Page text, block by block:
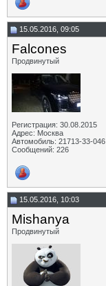
15.05.2016, 09:05
Falcones
Продвинутый
Регистрация: 30.08.2015
Адрес: Москва
Автомобиль: 21713-33-046
Сообщений: 226
15.05.2016, 10:03
Mishanya
Продвинутый